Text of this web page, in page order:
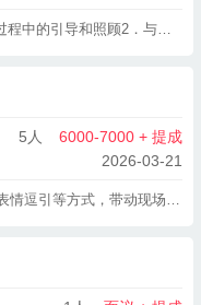
岗位职责： 1．负责儿童摄影拍摄过程中的引导和照顾2．与儿童及其家长建立良好的互动关系3．确保拍摄过程中的安全和卫生标准 任职要求： 1．具备与儿童沟通的能力和耐心 2．能够理解并满足儿童在摄影过程中的需求 3．具有良好的团队合作精神，能够与摄影团队紧密配合
5人
6000-7000 + 提成
2026-03-21
与儿童建立信任互动，通过游戏、表情逗引等方式，带动现场氛围，引导孩子自然展现情绪、动作，配合摄影师完成拍摄。 2. 负责儿童拍摄/活动全程安全，细心照看，规避潜在风险，保障孩子舒适安心。 3. 协助完成儿童服装挑选、搭配及更换，合理使用拍摄道具，做好道具、服装的整理与归位。 4. 与家长沟通需求，反馈孩子状态，提供贴心服务，提升客户体验。 5. 配合团队完成拍摄/活动筹备、收尾工作，维护场地秩序与整洁。